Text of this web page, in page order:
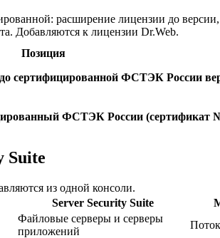
расширение лицензии до
Добавляются к лицензии Dr.Web.
Позиция
сертифицированной ФСТЭК России
ФСТЭК России (сертификат
Suite
из одной консоли.
Server Security Suite
Файловые серверы и серверы
приложений